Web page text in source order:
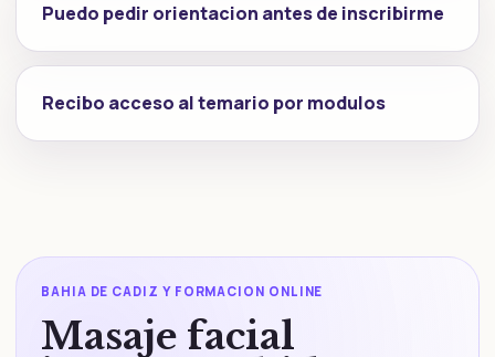
Puedo pedir orientacion antes de inscribirme
Recibo acceso al temario por modulos
BAHIA DE CADIZ Y FORMACION ONLINE
Masaje facial